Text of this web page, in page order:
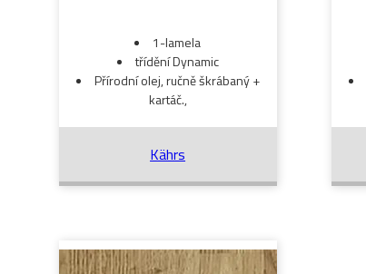
1-lamela
třídění Dynamic
Přírodní olej, ručně škrábaný +
kartáč.,
Kährs